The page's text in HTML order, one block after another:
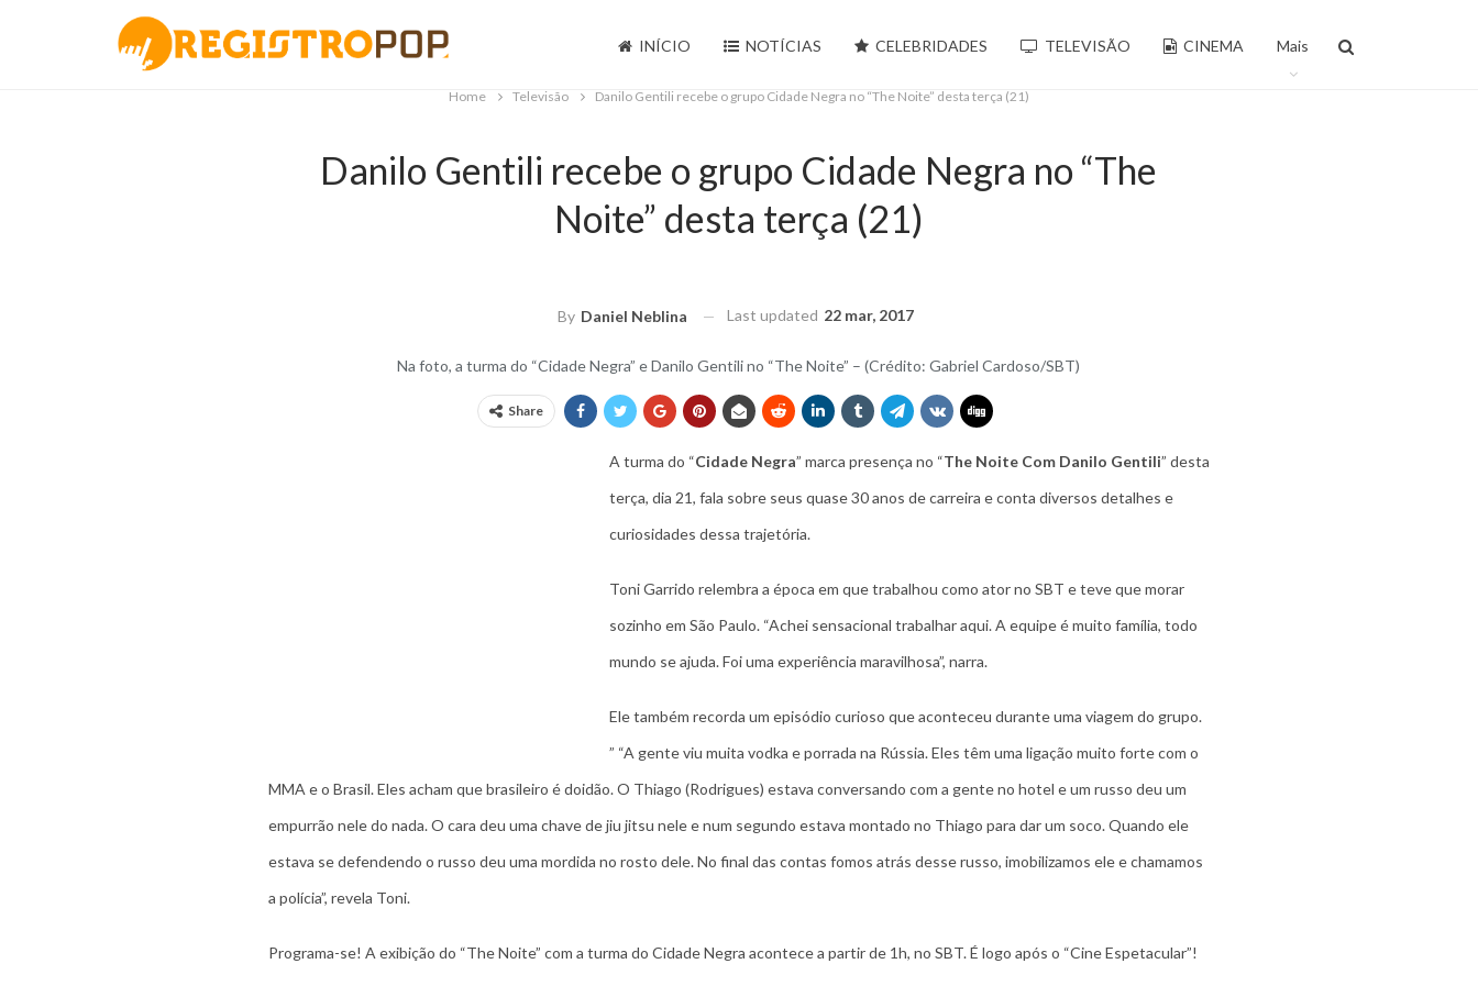
INÍCIO NOTÍCIAS CELEBRIDADES TELEVISÃO CINEMA Mais
Home Televisão Danilo Gentili recebe o grupo Cidade Negra no “The Noite” desta terça (21)
Danilo Gentili recebe o grupo Cidade Negra no “The
Noite” desta terça (21)
By Daniel Neblina Last updated 22 mar, 2017
Na foto, a turma do “Cidade Negra” e Danilo Gentili no “The Noite” – (Crédito: Gabriel Cardoso/SBT)
Share
A turma do “Cidade Negra” marca presença no “The Noite Com Danilo Gentili” desta
terça, dia 21, fala sobre seus quase 30 anos de carreira e conta diversos detalhes e
curiosidades dessa trajetória.
Toni Garrido relembra a época em que trabalhou como ator no SBT e teve que morar
sozinho em São Paulo. “Achei sensacional trabalhar aqui. A equipe é muito família, todo
mundo se ajuda. Foi uma experiência maravilhosa”, narra.
Ele também recorda um episódio curioso que aconteceu durante uma viagem do grupo.
” “A gente viu muita vodka e porrada na Rússia. Eles têm uma ligação muito forte com o
MMA e o Brasil. Eles acham que brasileiro é doidão. O Thiago (Rodrigues) estava conversando com a gente no hotel e um russo deu um
empurrão nele do nada. O cara deu uma chave de jiu jitsu nele e num segundo estava montado no Thiago para dar um soco. Quando ele
estava se defendendo o russo deu uma mordida no rosto dele. No final das contas fomos atrás desse russo, imobilizamos ele e chamamos
a polícia”, revela Toni.
Programa-se! A exibição do “The Noite” com a turma do Cidade Negra acontece a partir de 1h, no SBT. É logo após o “Cine Espetacular”!